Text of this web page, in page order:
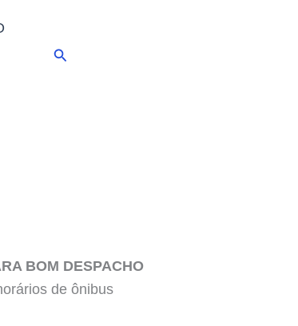
Pesquisar
BOM DESPACHO
de ônibus